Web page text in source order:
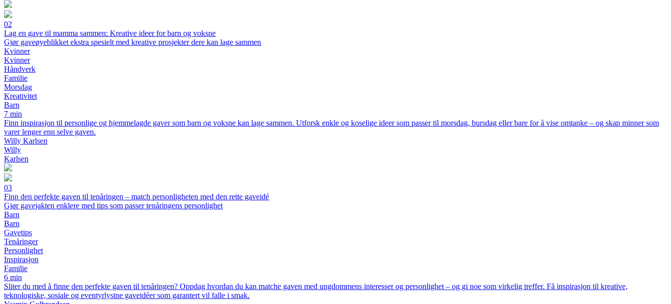
02
Lag en gave til mamma sammen: Kreative ideer for barn og voksne
Gjør gaveøyeblikket ekstra spesielt med kreative prosjekter dere kan lage sammen
Kvinner
Kvinner
Håndverk
Familie
Morsdag
Kreativitet
Barn
7 min
Finn inspirasjon til personlige og hjemmelagde gaver som barn og voksne kan lage sammen. Utforsk enkle og koselige ideer som passer til morsdag, bursdag eller bare for å vise omtanke – og skap minner som
varer lenger enn selve gaven.
Willy Karlsen
Willy
Karlsen
03
Finn den perfekte gaven til tenåringen – match personligheten med den rette gaveidé
Gjør gavejakten enklere med tips som passer tenåringens personlighet
Barn
Barn
Gavetips
Tenåringer
Personlighet
Inspirasjon
Familie
6 min
Sliter du med å finne den perfekte gaven til tenåringen? Oppdag hvordan du kan matche gaven med ungdommens interesser og personlighet – og gi noe som virkelig treffer. Få inspirasjon til kreative,
teknologiske, sosiale og eventyrlystne gaveidéer som garantert vil falle i smak.